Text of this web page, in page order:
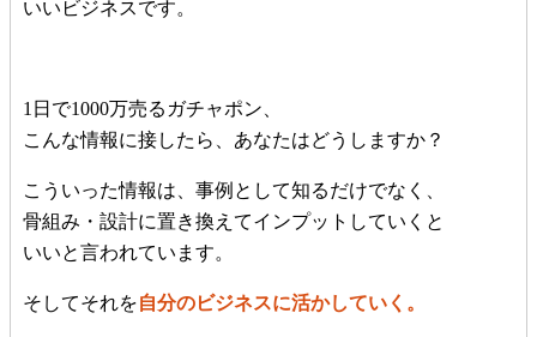
いいビジネスです。
1日で1000万売るガチャポン、
こんな情報に接したら、あなたはどうしますか？
こういった情報は、事例として知るだけでなく、
骨組み・設計に置き換えてインプットしていくと
いいと言われています。
そしてそれを自分のビジネスに活かしていく。